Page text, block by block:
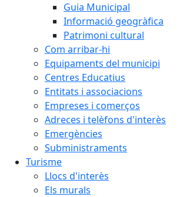
Guia Municipal
Informació geogràfica
Patrimoni cultural
Com arribar-hi
Equipaments del municipi
Centres Educatius
Entitats i associacions
Empreses i comerços
Adreces i telèfons d'interès
Emergències
Subministraments
Turisme
Llocs d'interès
Els murals